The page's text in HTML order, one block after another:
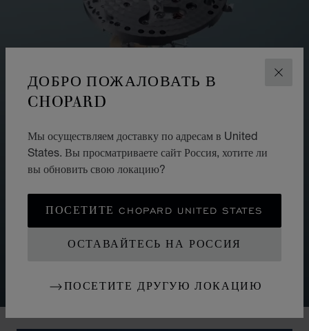
ДОБРО ПОЖАЛОВАТЬ В
CHOPARD
Мы осуществляем доставку по адресам в United
States. Вы просматриваете сайт Россия, хотите ли
вы обновить свою локацию?
ПОСЕТИТЕ CHOPARD UNITED STATES
ОСТАВАЙТЕСЬ НА РОССИЯ
ПОСЕТИТЕ ДРУГУЮ ЛОКАЦИЮ
МЕХАНИЗМ
МАНУФАКТУРНЫЙ
МЕХАНИЗМ
Happy Sport получила механизм Chopard 09.01-C с
состоящий из 148 деталей. Этот механизм полностью